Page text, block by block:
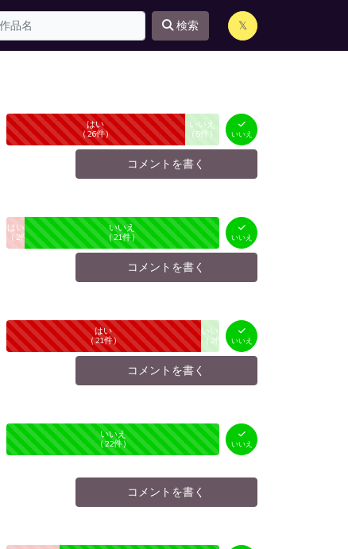
検索 𝕏
はい
（26件） 未投票
いいえ
（ 5件） いいえ
コメントを書く
はい
（ 2件）
未投票
いいえ
（21件） いいえ
コメントを書く
はい
（21件） 未投票
いいえ
（ 2件）いいえ
コメントを書く
はい
（0件）
未投票
いいえ
（22件） いいえ
コメントを書く